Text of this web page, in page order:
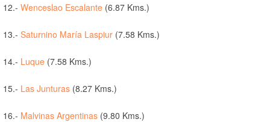
12.- Wenceslao Escalante (6.87 Kms.)
13.- Saturnino María Laspiur (7.58 Kms.)
14.- Luque (7.58 Kms.)
15.- Las Junturas (8.27 Kms.)
16.- Malvinas Argentinas (9.80 Kms.)